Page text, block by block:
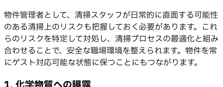
物件管理者として、清掃スタッフが日常的に直面する可能性
のある清掃上のリスクも把握しておく必要があります。これ
らのリスクを特定して対処し、清掃プロセスの最適化と組み
合わせることで、安全な職場環境を整えられます。物件を常
にゲスト対応可能な状態に保つことにもつながります。